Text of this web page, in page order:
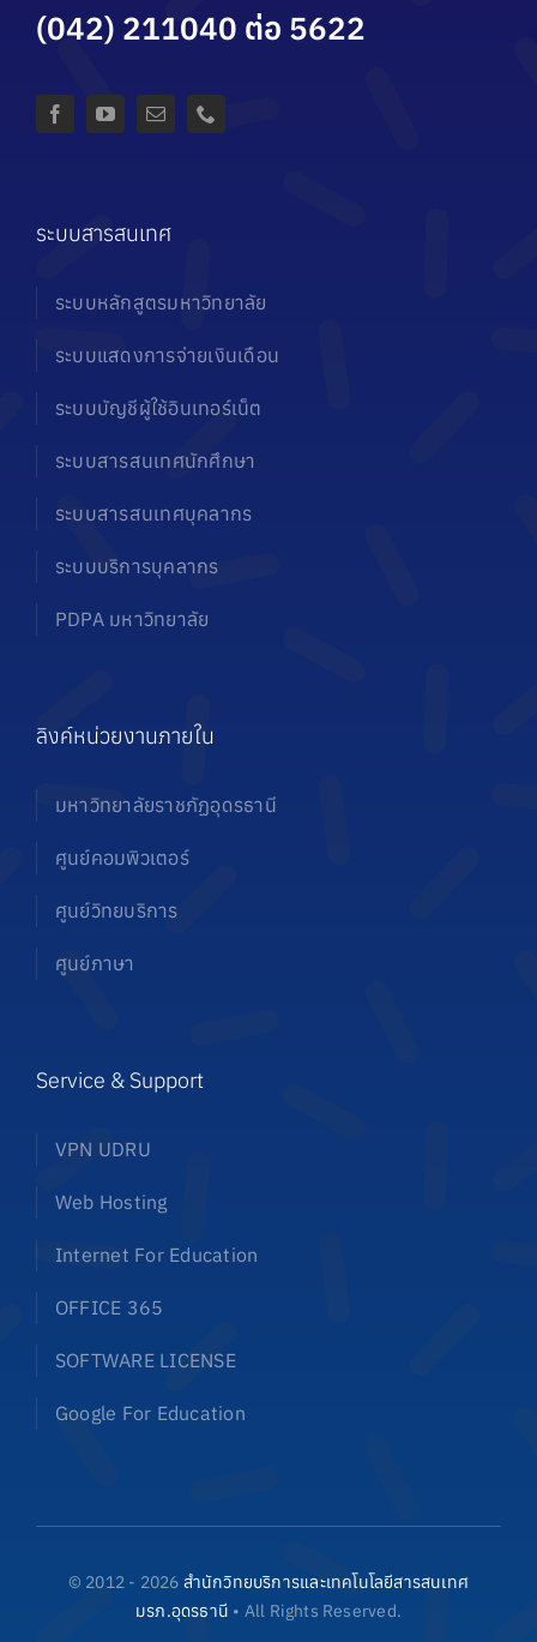
(042) 211040 ต่อ 5622
ระบบสารสนเทศ
ระบบหลักสูตรมหาวิทยาลัย
ระบบแสดงการจ่ายเงินเดือน
ระบบบัญชีผู้ใช้อินเทอร์เน็ต
ระบบสารสนเทศนักศึกษา
ระบบสารสนเทศบุคลากร
ระบบบริการบุคลากร
PDPA มหาวิทยาลัย
ลิงค์หน่วยงานภายใน
มหาวิทยาลัยราชภัฏอุดรธานี
ศูนย์คอมพิวเตอร์
ศูนย์วิทยบริการ
ศูนย์ภาษา
Service & Support
VPN UDRU
Web Hosting
Internet For Education
OFFICE 365
SOFTWARE LICENSE
Google For Education
© 2012 - 2026 สำนักวิทยบริการและเทคโนโลยีสารสนเทศ
มรภ.อุดรธานี • All Rights Reserved.